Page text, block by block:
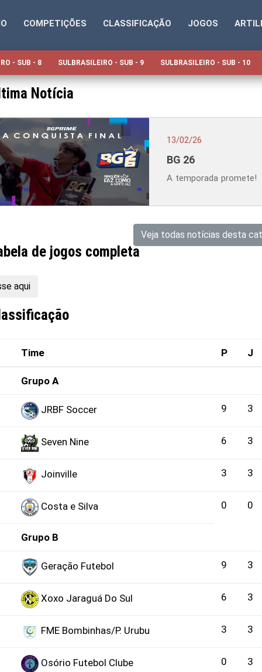
COMPETIÇÕES CLASSIFICAÇÃO JOGOS
- SUB - 8 SULBRASILEIRO - SUB - 9 SULBRASILEIRO - SUB - 10
Notícia
13/02/26
BG 26
A temporada promete!
Veja todas notícias desta
de jogos completa
aqui
Time P J
Grupo A
JRBF Soccer 9 3
Seven Nine 6 3
Joinville 3 3
Costa e Silva 0 0
Grupo B
Geração Futebol 9 3
Xoxo Jaraguá Do Sul 6 3
FME Bombinhas/P. Urubu 3 3
Osório Futebol Clube 0 3